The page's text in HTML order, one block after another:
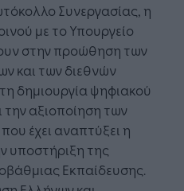
Συνεργασίας, η
με το Υπουργείο
στην προώθηση των
και των διεθνών
δημιουργία ψηφιακού
αξιοποίηση των
έχει αναπτύξει η
υποστήριξη της
Εκπαίδευσης.